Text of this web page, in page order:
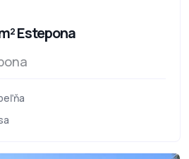
Estepona